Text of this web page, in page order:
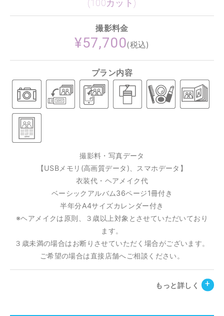
(100カット)
撮影料金
¥57,700(税込)
プラン内容
撮影料・写真データ
【USBメモリ(高画質データ)、スマホデータ】
衣装代・ヘアメイク代
ベーシックアルバム36ページ1冊付き
半年分A4サイズカレンダー付き
※ヘアメイクは原則、３歳以上対象とさせていただいており
ます。
３歳未満の場合はお断りさせていただく場合がございます。
ご希望の場合は直接店舗へご相談ください。
もっと詳しく